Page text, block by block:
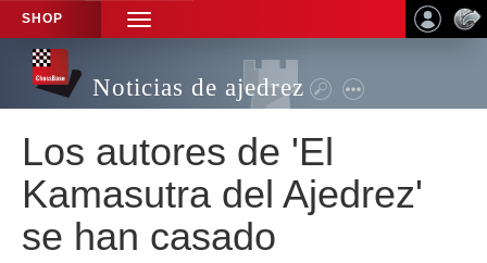
SHOP
TOGGLE
NAVIGATION
Noticias de ajedrez
Los autores de 'El
Kamasutra del Ajedrez'
se han casado